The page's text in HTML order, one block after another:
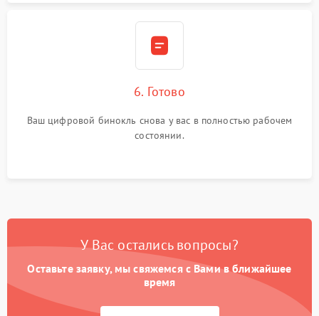
6. Готово
Ваш цифровой бинокль снова у вас в полностью рабочем
состоянии.
У Вас остались вопросы?
Оставьте заявку, мы свяжемся с Вами в ближайшее
время